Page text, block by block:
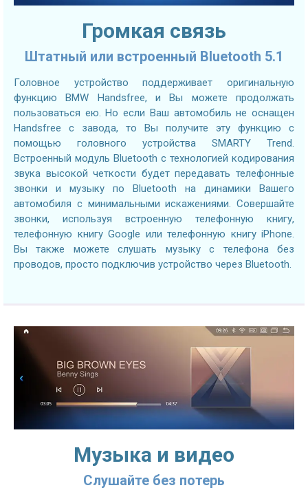
Громкая связь
Штатный или встроенный Bluetooth 5.1
Головное устройство поддерживает оригинальную
функцию BMW Handsfree, и Вы можете продолжать
пользоваться ею. Но если Ваш автомобиль не оснащен
Handsfree с завода, то Вы получите эту функцию с
помощью головного устройства SMARTY Trend.
Встроенный модуль Bluetooth с технологией кодирования
звука высокой четкости будет передавать телефонные
звонки и музыку по Bluetooth на динамики Вашего
автомобиля с минимальными искажениями. Совершайте
звонки, используя встроенную телефонную книгу,
телефонную книгу Google или телефонную книгу iPhone.
Вы также можете слушать музыку с телефона без
проводов, просто подключив устройство через Bluetooth.
Музыка и видео
Слушайте без потерь